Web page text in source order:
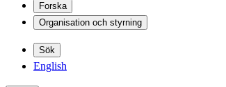
Forska
Organisation och styrning
Sök
English